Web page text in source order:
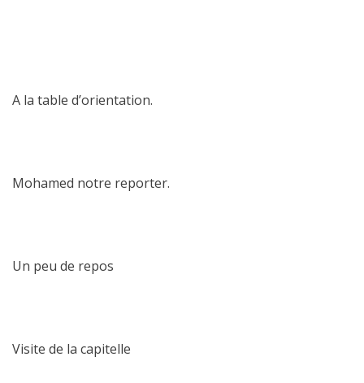
A la table d’orientation.
Mohamed notre reporter.
Un peu de repos
Visite de la capitelle